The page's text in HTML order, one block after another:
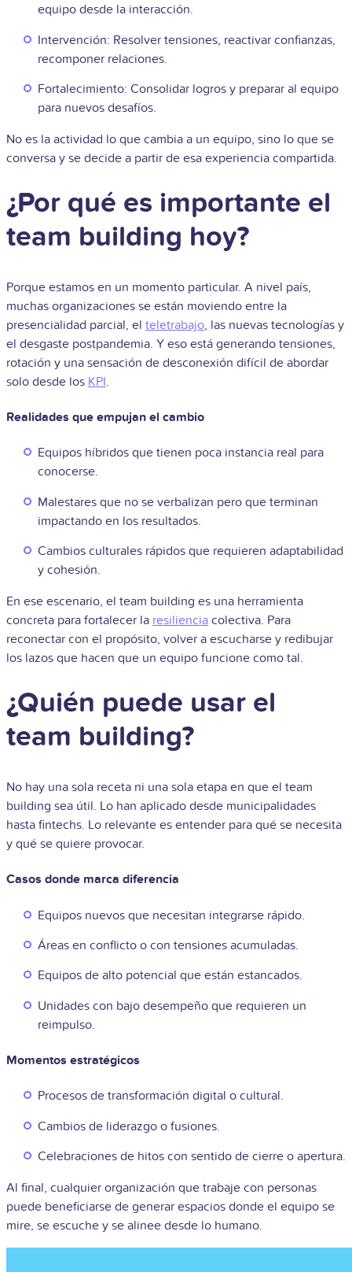
equipo desde la interacción.
Intervención: Resolver tensiones, reactivar confianzas,
recomponer relaciones.
Fortalecimiento: Consolidar logros y preparar al equipo
para nuevos desafíos.
No es la actividad lo que cambia a un equipo, sino lo que se
conversa y se decide a partir de esa experiencia compartida.
¿Por qué es importante el
team building hoy?
Porque estamos en un momento particular. A nivel país,
muchas organizaciones se están moviendo entre la
presencialidad parcial, el teletrabajo, las nuevas tecnologías y
el desgaste postpandemia. Y eso está generando tensiones,
rotación y una sensación de desconexión difícil de abordar
solo desde los KPI.
Realidades que empujan el cambio
Equipos híbridos que tienen poca instancia real para
conocerse.
Malestares que no se verbalizan pero que terminan
impactando en los resultados.
Cambios culturales rápidos que requieren adaptabilidad
y cohesión.
En ese escenario, el team building es una herramienta
concreta para fortalecer la resiliencia colectiva. Para
reconectar con el propósito, volver a escucharse y redibujar
los lazos que hacen que un equipo funcione como tal.
¿Quién puede usar el
team building?
No hay una sola receta ni una sola etapa en que el team
building sea útil. Lo han aplicado desde municipalidades
hasta fintechs. Lo relevante es entender para qué se necesita
y qué se quiere provocar.
Casos donde marca diferencia
Equipos nuevos que necesitan integrarse rápido.
Áreas en conflicto o con tensiones acumuladas.
Equipos de alto potencial que están estancados.
Unidades con bajo desempeño que requieren un
reimpulso.
Momentos estratégicos
Procesos de transformación digital o cultural.
Cambios de liderazgo o fusiones.
Celebraciones de hitos con sentido de cierre o apertura.
Al final, cualquier organización que trabaje con personas
puede beneficiarse de generar espacios donde el equipo se
mire, se escuche y se alinee desde lo humano.